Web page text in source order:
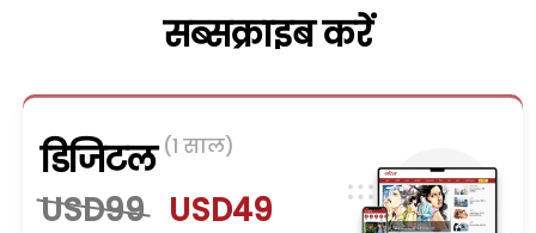
सब्सक्राइब करें
डिजिटल (1 साल)
USD99 USD49